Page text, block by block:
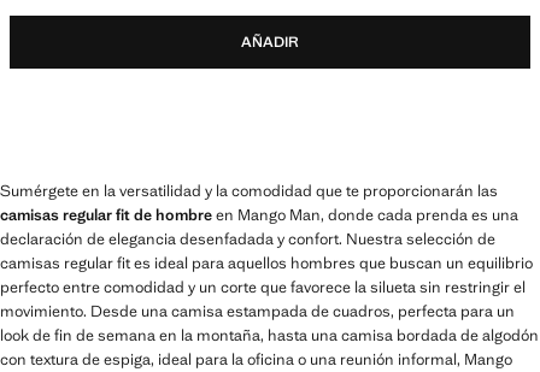
AÑADIR
Sumérgete en la versatilidad y la comodidad que te proporcionarán las
camisas regular fit de hombreen Mango Man, donde cada prenda es una
declaración de elegancia desenfadada y confort. Nuestra selección de
camisas regular fit es ideal para aquellos hombres que buscan un equilibrio
perfecto entre comodidad y un corte que favorece la silueta sin restringir el
movimiento. Desde una camisa estampada de cuadros, perfecta para un
look de fin de semana en la montaña, hasta una camisa bordada de algodón
con textura de espiga, ideal para la oficina o una reunión informal, Mango